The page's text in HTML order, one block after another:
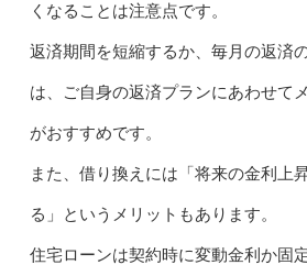
くなることは注意点です。
返済期間を短縮するか、毎月の返済
は、ご自身の返済プランにあわせて
がおすすめです。
また、借り換えには「将来の金利上
る」というメリットもあります。
住宅ローンは契約時に変動金利か固